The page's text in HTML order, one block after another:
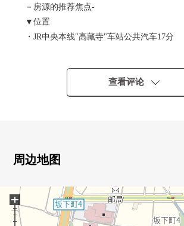
－房源的推荐焦点-
▼位置
・JR中央本线"高藏寺"车站公共汽车17分
・建筑面积约102.53平米的木造2阶建、
▼房间的特徴
・LDK是约16张塌塌米和能舒适地舒畅的
▼设备
查看评论
周边地图
+